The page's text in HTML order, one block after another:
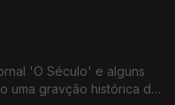
'O Século' e alguns
uma gravção histórica da